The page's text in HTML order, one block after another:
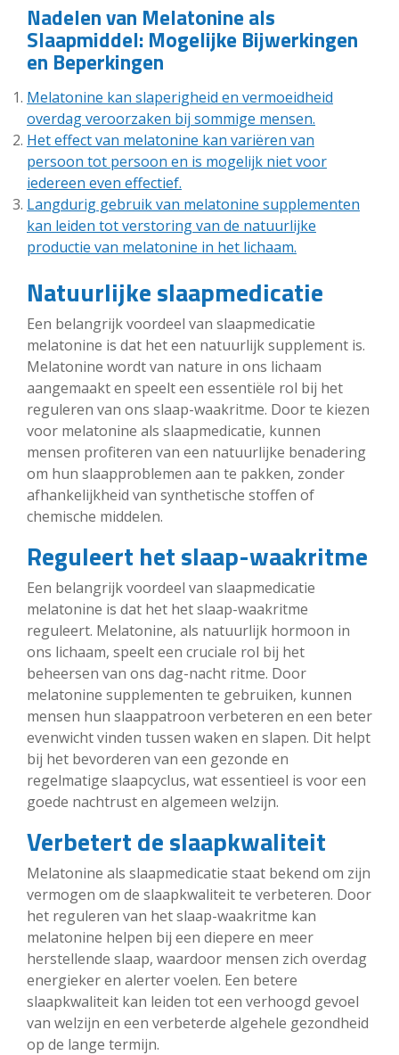
Nadelen van Melatonine als
Slaapmiddel: Mogelijke Bijwerkingen
en Beperkingen
Melatonine kan slaperigheid en vermoeidheid
overdag veroorzaken bij sommige mensen.
Het effect van melatonine kan variëren van
persoon tot persoon en is mogelijk niet voor
iedereen even effectief.
Langdurig gebruik van melatonine supplementen
kan leiden tot verstoring van de natuurlijke
productie van melatonine in het lichaam.
Natuurlijke slaapmedicatie
Een belangrijk voordeel van slaapmedicatie
melatonine is dat het een natuurlijk supplement is.
Melatonine wordt van nature in ons lichaam
aangemaakt en speelt een essentiële rol bij het
reguleren van ons slaap-waakritme. Door te kiezen
voor melatonine als slaapmedicatie, kunnen
mensen profiteren van een natuurlijke benadering
om hun slaapproblemen aan te pakken, zonder
afhankelijkheid van synthetische stoffen of
chemische middelen.
Reguleert het slaap-waakritme
Een belangrijk voordeel van slaapmedicatie
melatonine is dat het het slaap-waakritme
reguleert. Melatonine, als natuurlijk hormoon in
ons lichaam, speelt een cruciale rol bij het
beheersen van ons dag-nacht ritme. Door
melatonine supplementen te gebruiken, kunnen
mensen hun slaappatroon verbeteren en een beter
evenwicht vinden tussen waken en slapen. Dit helpt
bij het bevorderen van een gezonde en
regelmatige slaapcyclus, wat essentieel is voor een
goede nachtrust en algemeen welzijn.
Verbetert de slaapkwaliteit
Melatonine als slaapmedicatie staat bekend om zijn
vermogen om de slaapkwaliteit te verbeteren. Door
het reguleren van het slaap-waakritme kan
melatonine helpen bij een diepere en meer
herstellende slaap, waardoor mensen zich overdag
energieker en alerter voelen. Een betere
slaapkwaliteit kan leiden tot een verhoogd gevoel
van welzijn en een verbeterde algehele gezondheid
op de lange termijn.